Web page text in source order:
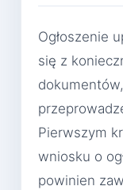
Ogłoszenie
się z
Pierwszym
wniosku o
powinien